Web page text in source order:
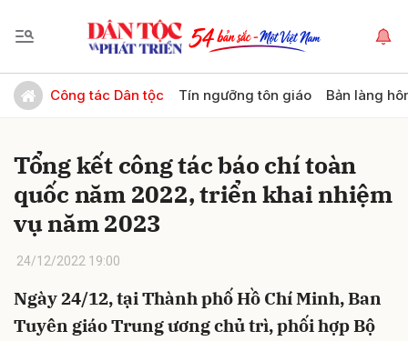
Công tác Dân tộc Tín ngưỡng tôn giáo Bản làng
Tổng kết công tác báo chí toàn
quốc năm 2022, triển khai nhiệm
vụ năm 2023
24/12/2022 19:00
Ngày 24/12, tại Thành phố Hồ Chí Minh, Ban
Tuyên giáo Trung ương chủ trì, phối hợp Bộ
Gửi bình luận